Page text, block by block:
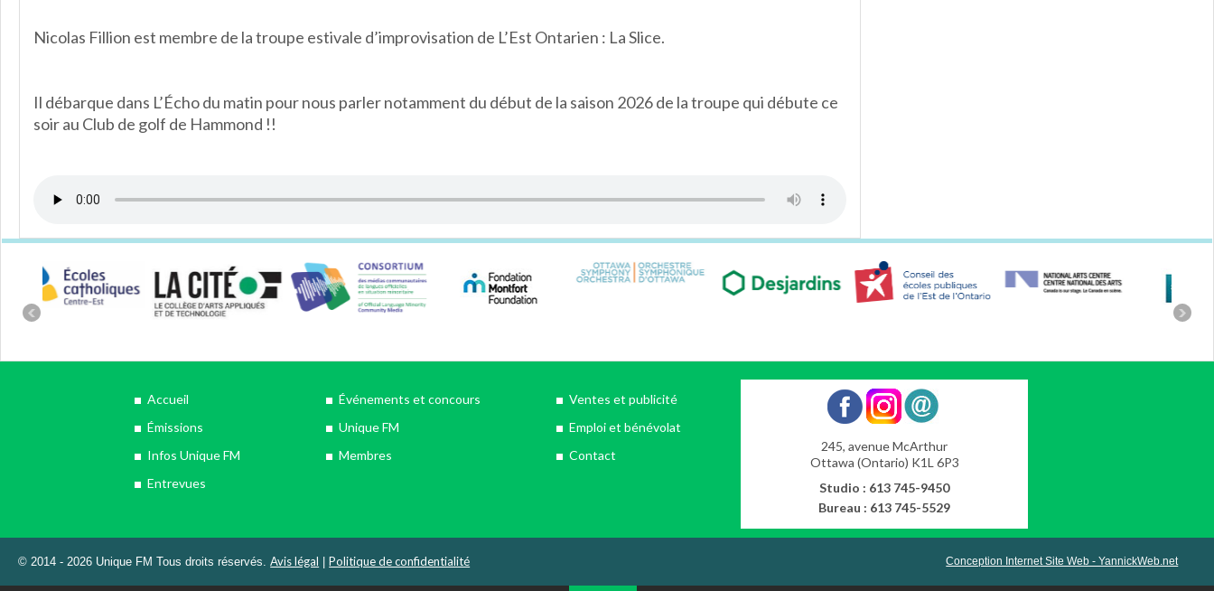
Nicolas Fillion est membre de la troupe estivale d’improvisation de L’Est Ontarien : La Slice.
Il débarque dans L’Écho du matin pour nous parler notamment du début de la saison 2026 de la troupe qui débute ce
soir au Club de golf de Hammond !!
Accueil
Émissions
Infos Unique FM
Entrevues
Événements et concours
Unique FM
Membres
Ventes et publicité
Emploi et bénévolat
Contact
245, avenue McArthur
Ottawa (Ontario) K1L 6P3
Studio : 613 745-9450
Bureau : 613 745-5529
© 2014 - 2026 Unique FM Tous droits réservés.Avis légal Politique de confidentialité Conception Internet Site Web - YannickWeb.net